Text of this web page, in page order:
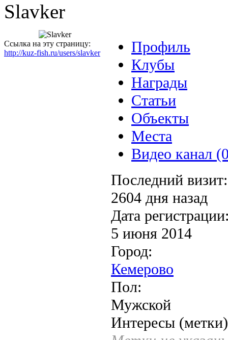
Slavker
Ссылка на эту страницу:
http://kuz-fish.ru/users/slavker
Профиль
Клубы
Награды
Статьи
Объекты
Места
Видео канал
Последний визит:
2604 дня назад
Дата
5 июня 2014
Город:
Кемерово
Пол:
Мужской
Интересы